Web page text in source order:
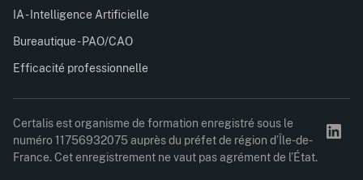
IA - Intelligence Artificielle
Bureautique - PAO/CAO
Efficacité professionnelle
Certalis est organisme de formation enregistré sous le
numéro 11756932075 auprès du préfet de région d’Île-de-
France. Cet enregistrement ne vaut pas agrément de l’État.